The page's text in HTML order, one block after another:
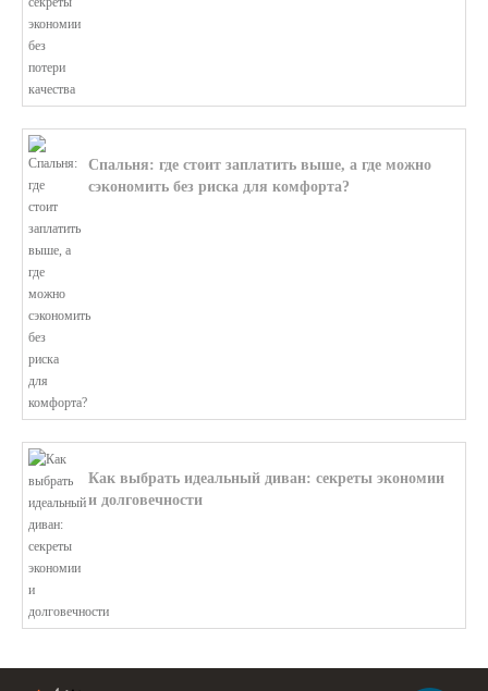
Спальня: где стоит заплатить выше, а где можно
сэкономить без риска для комфорта?
Как выбрать идеальный диван: секреты экономии
и долговечности